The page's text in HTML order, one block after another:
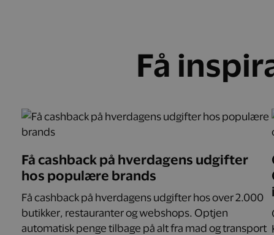
Få
Få cashback på hverdagens udgifter
hos populære brands
Få cashback på hverdagens udgifter hos over 2.000
butikker, restauranter og webshops. Optjen
automatisk penge tilbage på alt fra mad og transport